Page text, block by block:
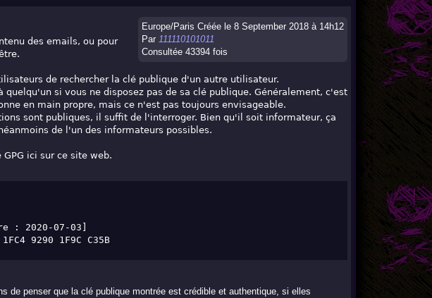
Europe/Paris Créée le 8 September 2018 à 14h12
Par 111110101011
Consultée 43394 fois
des emails, ou pour
de rechercher la clé publique d'un autre utilisateur.
si vous ne disposez pas de sa clé publique. Généralement, c'est
en main propre, mais ce n'est pas toujours envisageable.
sont publiques, il suffit de l'interroger. Bien qu'il soit informateur, ça
de l'un des informateurs possibles.
ici sur ce site web.
: 2020-07-03]
9290 1F9C C35B
penser que la clé publique montrée est crédible et authentique, si elles